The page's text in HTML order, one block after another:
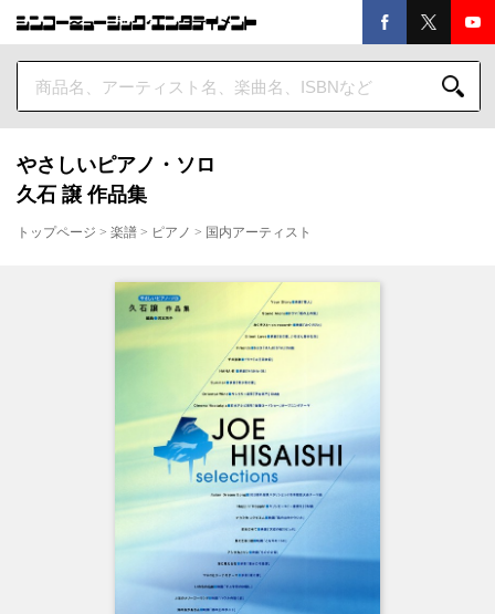
やさしいピアノ・ソロ
久石 譲 作品集
トップページ > 楽譜 > ピアノ > 国内アーティスト